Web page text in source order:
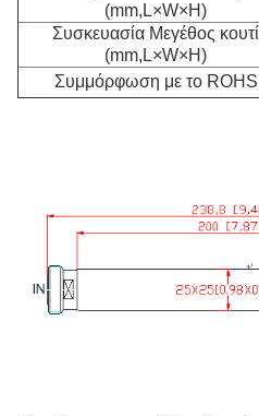
(mm,L×W×H)
Συσκευασία Μεγέθος κουτί
(mm,L×W×H)
Συμμόρφωση με το ROHS